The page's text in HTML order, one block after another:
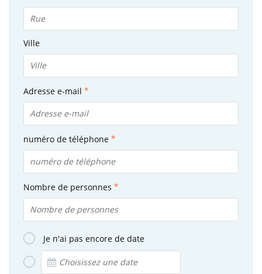
Ville
Adresse e-mail
numéro de téléphone
Nombre de personnes
Je n'ai pas encore de date